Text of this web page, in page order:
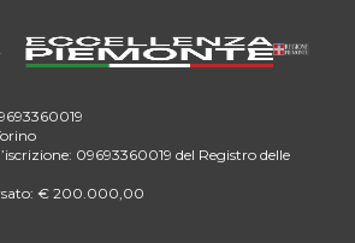
09693360019 del Registro delle
€ 200.000,00